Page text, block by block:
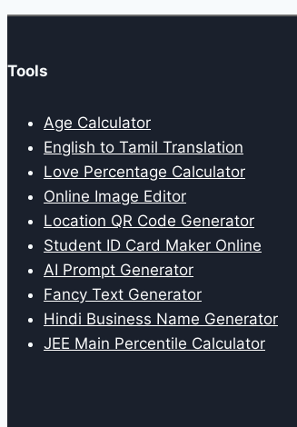
Tools
Age Calculator
English to Tamil Translation
Love Percentage Calculator
Online Image Editor
Location QR Code Generator
Student ID Card Maker Online
AI Prompt Generator
Fancy Text Generator
Hindi Business Name Generator
JEE Main Percentile Calculator